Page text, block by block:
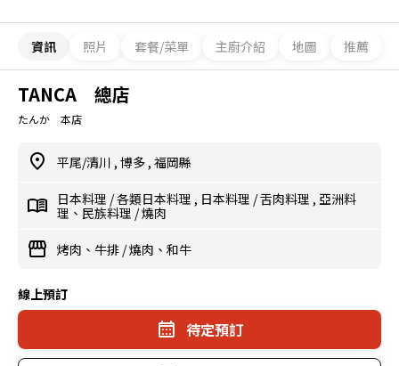
資訊 照片 套餐/菜單 主廚介紹 地圖 推薦
TANCA 總店
たんか 本店
平尾/清川 , 博多 , 福岡縣
日本料理 /各類日本料理 , 日本料理 /舌肉料理 , 亞洲料
理、民族料理 /燒肉
烤肉、牛排 /燒肉、和牛
線上預訂
待定預訂